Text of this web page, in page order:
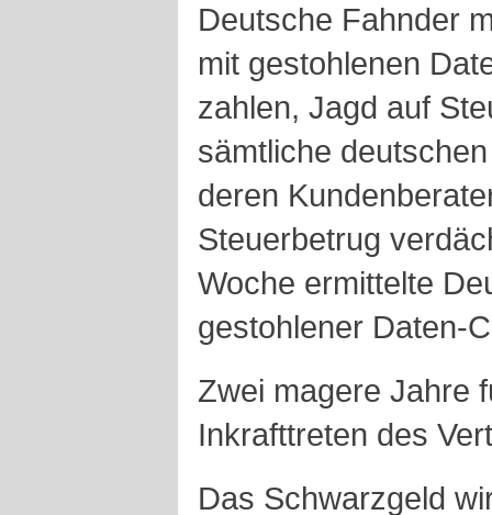
Deutsche Fahnder
mit gestohlenen
zahlen, Jagd auf
sämtliche
deren
Steuerbetrug
Woche ermittelte
gestohlener Daten-
Zwei magere Jahre
Inkrafttreten des
Das Schwarzgeld